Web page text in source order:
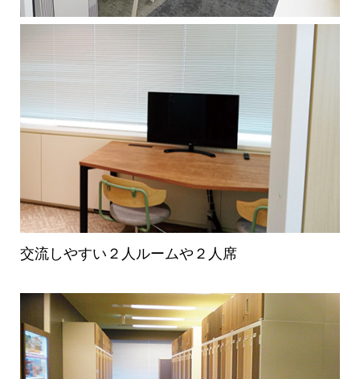
交流しやすい２人ルームや２人席